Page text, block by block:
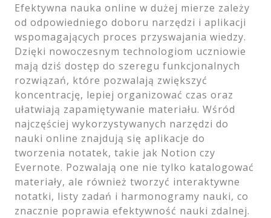
Efektywna nauka online w dużej mierze zależy
od odpowiedniego doboru narzędzi i aplikacji
wspomagających proces przyswajania wiedzy.
Dzięki nowoczesnym technologiom uczniowie
mają dziś dostęp do szeregu funkcjonalnych
rozwiązań, które pozwalają zwiększyć
koncentrację, lepiej organizować czas oraz
ułatwiają zapamiętywanie materiału. Wśród
najczęściej wykorzystywanych narzędzi do
nauki online znajdują się aplikacje do
tworzenia notatek, takie jak Notion czy
Evernote. Pozwalają one nie tylko katalogować
materiały, ale również tworzyć interaktywne
notatki, listy zadań i harmonogramy nauki, co
znacznie poprawia efektywność nauki zdalnej.